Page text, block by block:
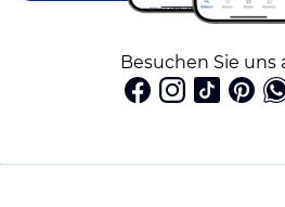
Besuchen Sie uns